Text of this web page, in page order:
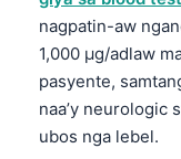
nagpatin-aw
1,000 µg/adlaw
pasyente,
naa’y neurologic
ubos nga lebel.